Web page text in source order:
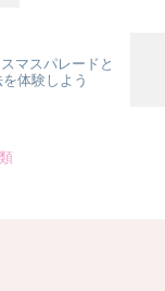
マスパレードと
体験しよう